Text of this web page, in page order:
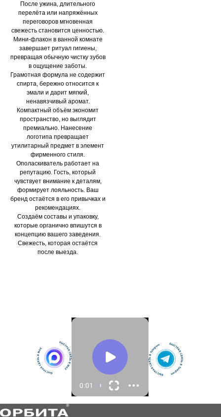
После ужина, длительного
перелёта или напряжённых
переговоров мгновенная
свежесть становится ценностью.
Мини-флакон в ванной комнате
завершает ритуал гигиены,
превращая обычную чистку зубов
в ощущение заботы.
Грамотная формула не содержит
спирта, бережно относится к
эмали и дарит мягкий,
ненавязчивый аромат.
Компактный объём экономит
пространство, но выглядит
премиально. Нанесение
логотипа превращает
утилитарный предмет в элемент
фирменного стиля.
Ополаскиватель работает на
репутацию. Гость, который
чувствует внимание к деталям,
формирует лояльность. Ваш
бренд остаётся в его привычках и
рекомендациях.
Создаём составы и упаковку,
которые органично впишутся в
концепцию вашего заведения.
Свежесть, которая остаётся
после выезда.